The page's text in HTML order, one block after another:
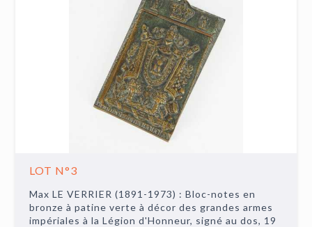
LOT N°3
Max LE VERRIER (1891-1973) : Bloc-notes en
bronze à patine verte à décor des grandes armes
impériales à la Légion d'Honneur, signé au dos, 19